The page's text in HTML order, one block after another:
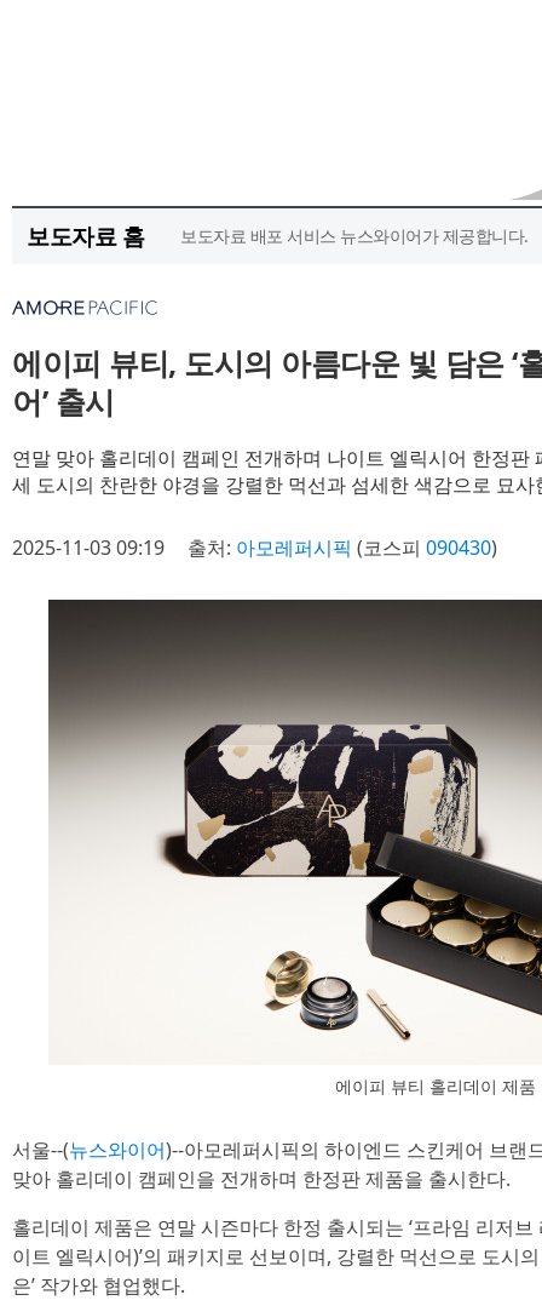
보도자료 홈 보도자료 배포 서비스 뉴스와이어가 제공합니다.
에이피 뷰티, 도시의 아름다운 빛 담은 ‘
어’ 출시
연말 맞아 홀리데이 캠페인 전개하며 나이트 엘릭시어 한정판
세 도시의 찬란한 야경을 강렬한 먹선과 섬세한 색감으로 묘
2025-11-03 09:19 출처: 아모레퍼시픽 (코스피 090430)
에이피 뷰티 홀리데이 제품
서울--(뉴스와이어)--아모레퍼시픽의 하이엔드 스킨케어 브랜
맞아 홀리데이 캠페인을 전개하며 한정판 제품을 출시한다.
홀리데이 제품은 연말 시즌마다 한정 출시되는 ‘프라임 리저
이트 엘릭시어)’의 패키지로 선보이며, 강렬한 먹선으로 도시
은’ 작가와 협업했다.